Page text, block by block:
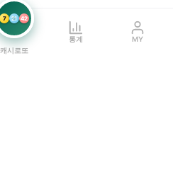
7 21 42
캐시로또
통계 MY